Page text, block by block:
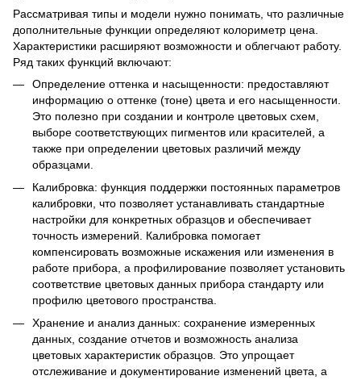
Рассматривая типы и модели нужно понимать, что различные
дополнительные функции определяют колориметр цена.
Характеристики расширяют возможности и облегчают работу.
Ряд таких функций включают:
Определение оттенка и насыщенности: предоставляют
информацию о оттенке (тоне) цвета и его насыщенности.
Это полезно при создании и контроле цветовых схем,
выборе соответствующих пигментов или красителей, а
также при определении цветовых различий между
образцами.
Калибровка: функция поддержки постоянных параметров
калибровки, что позволяет устанавливать стандартные
настройки для конкретных образцов и обеспечивает
точность измерений. Калибровка помогает
компенсировать возможные искажения или изменения в
работе прибора, а профилирование позволяет установить
соответствие цветовых данных прибора стандарту или
профилю цветового пространства.
Хранение и анализ данных: сохранение измеренных
данных, создание отчетов и возможность анализа
цветовых характеристик образцов. Это упрощает
отслеживание и документирование изменений цвета, а